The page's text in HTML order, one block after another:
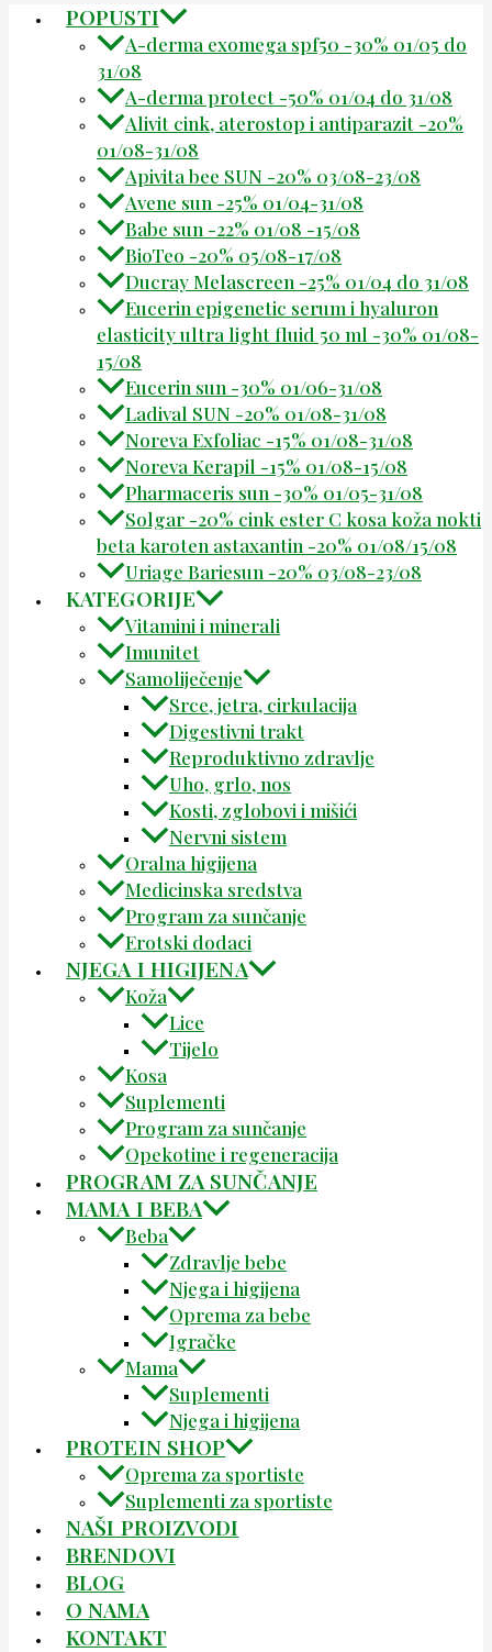
POPUSTI
A-derma exomega spf50 -30% 01/05 do
31/08
A-derma protect -50% 01/04 do 31/08
Alivit cink, aterostop i antiparazit -20%
01/08-31/08
Apivita bee SUN -20% 03/08-23/08
Avene sun -25% 01/04-31/08
Babe sun -22% 01/08 -15/08
BioTeo -20% 05/08-17/08
Ducray Melascreen -25% 01/04 do 31/08
Eucerin epigenetic serum i hyaluron
elasticity ultra light fluid 50 ml -30% 01/08-
15/08
Eucerin sun -30% 01/06-31/08
Ladival SUN -20% 01/08-31/08
Noreva Exfoliac -15% 01/08-31/08
Noreva Kerapil -15% 01/08-15/08
Pharmaceris sun -30% 01/05-31/08
Solgar -20% cink ester C kosa koža nokti
beta karoten astaxantin -20% 01/08/15/08
Uriage Bariesun -20% 03/08-23/08
KATEGORIJE
Vitamini i minerali
Imunitet
Samoliječenje
Srce, jetra, cirkulacija
Digestivni trakt
Reproduktivno zdravlje
Uho, grlo, nos
Kosti, zglobovi i mišići
Nervni sistem
Oralna higijena
Medicinska sredstva
Program za sunčanje
Erotski dodaci
NJEGA I HIGIJENA
Koža
Lice
Tijelo
Kosa
Suplementi
Program za sunčanje
Opekotine i regeneracija
PROGRAM ZA SUNČANJE
MAMA I BEBA
Beba
Zdravlje bebe
Njega i higijena
Oprema za bebe
Igračke
Mama
Suplementi
Njega i higijena
PROTEIN SHOP
Oprema za sportiste
Suplementi za sportiste
NAŠI PROIZVODI
BRENDOVI
BLOG
O NAMA
KONTAKT